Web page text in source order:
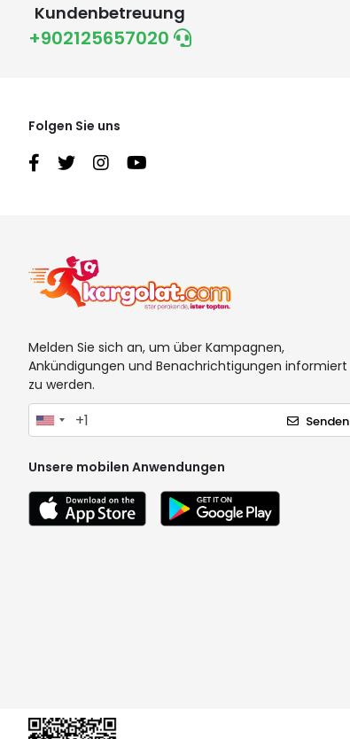
Kundenbetreuung
+902125657020
Folgen Sie uns
Melden Sie sich an, um über Kampagnen,
Ankündigungen und Benachrichtigungen informiert
zu werden.
Senden
Unsere mobilen Anwendungen